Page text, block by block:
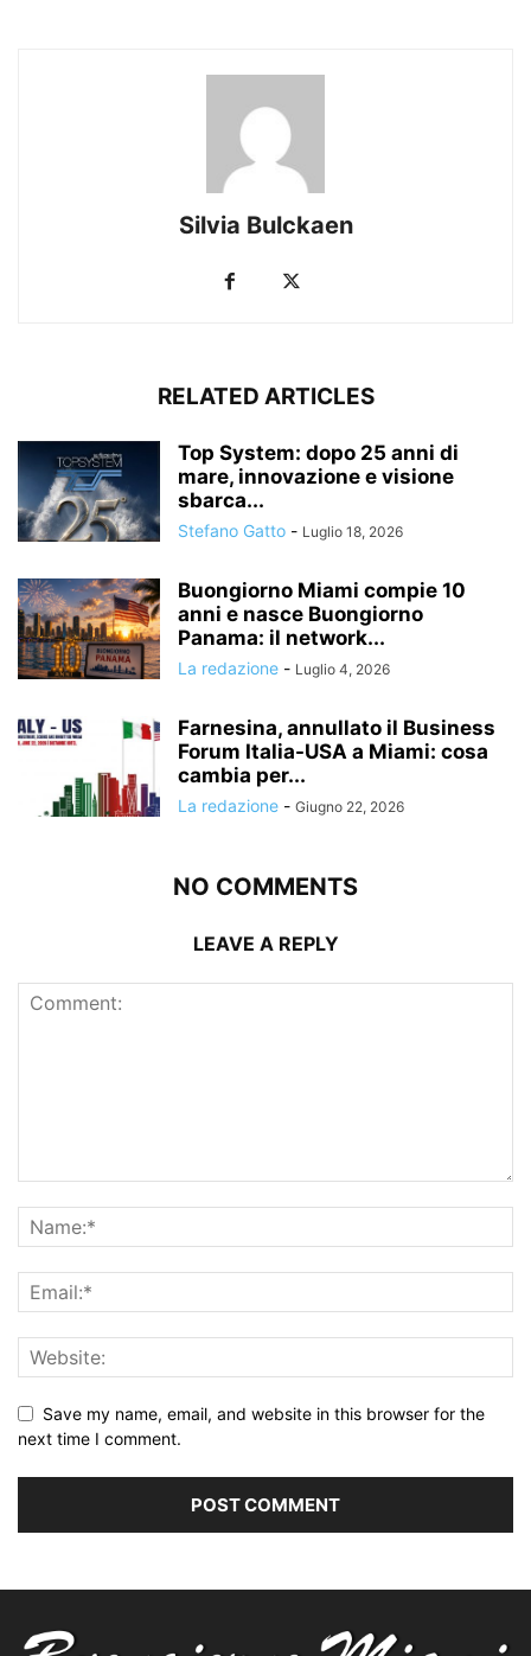
Silvia Bulckaen
RELATED ARTICLES
Top System: dopo 25 anni di
mare, innovazione e visione
sbarca...
Stefano Gatto - Luglio 18, 2026
Buongiorno Miami compie 10
anni e nasce Buongiorno
Panama: il network...
La redazione - Luglio 4, 2026
Farnesina, annullato il Business
Forum Italia-USA a Miami: cosa
cambia per...
La redazione - Giugno 22, 2026
NO COMMENTS
LEAVE A REPLY
Save my name, email, and website in this browser for the
next time I comment.